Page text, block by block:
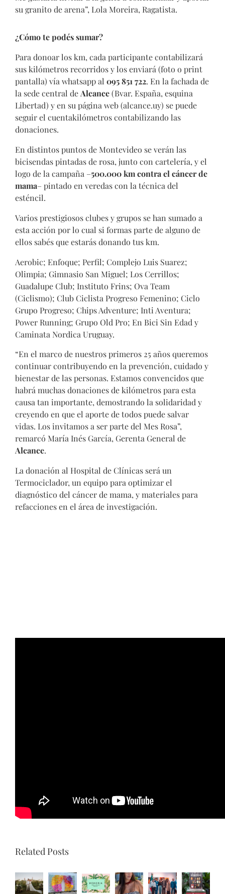
su granito de arena”, Lola Moreira, Ragatista.
¿Cómo te podés sumar?
Para donoar los km, cada participante contabilizará
sus kilómetros recorridos y los enviará (foto o print
pantalla) vía whatsapp al 095 851 722. En la fachada de
la sede central deAlcance(Bvar. España, esquina
Libertad) y en su página web (alcance.uy) se puede
seguir el cuentakilómetros contabilizando las
donaciones.
En distintos puntos de Montevideo se verán las
bicisendas pintadas de rosa, junto con cartelería, y el
logo de la campaña –500.000 km contra el cáncer de
mama– pintado en veredas con la técnica del
esténcil.
Varios prestigiosos clubes y grupos se han sumado a
esta acción por lo cual si formas parte de alguno de
ellos sabés que estarás donando tus km.
Aerobic; Enfoque; Perfil; Complejo Luis Suarez;
Olimpia; Gimnasio San Miguel; Los Cerrillos;
Guadalupe Club; Instituto Frins; Ova Team
(Ciclismo); Club Ciclista Progreso Femenino; Ciclo
Grupo Progreso; Chips Adventure; Inti Aventura;
Power Running; Grupo Old Pro; En Bici Sin Edad y
Caminata Nordica Uruguay.
“En el marco de nuestros primeros 25 años queremos
continuar contribuyendo en la prevención, cuidado y
bienestar de las personas. Estamos convencidos que
habrá muchas donaciones de kilómetros para esta
causa tan importante, demostrando la solidaridad y
creyendo en que el aporte de todos puede salvar
vidas. Los invitamos a ser parte del Mes Rosa”,
remarcó María Inés García, Gerenta General de
Alcance.
La donación al Hospital de Clínicas será un
Termociclador, un equipo para optimizar el
diagnóstico del cáncer de mama, y materiales para
refacciones en el área de investigación.
Facebook
X RedditLinkedInTumblrPinterest
Related Posts